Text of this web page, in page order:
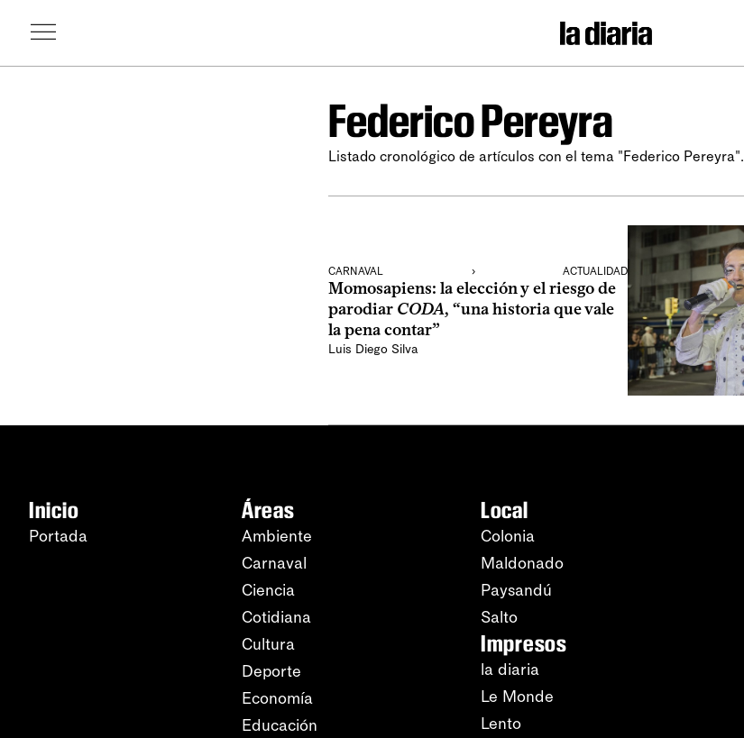
Federico Pereyra
Listado cronológico de artículos con el tema "Federico Pereyra".
CARNAVAL › ACTUALIDAD
Momosapiens: la elección y el riesgo de
parodiar CODA, “una historia que vale
la pena contar”
Luis Diego Silva
Inicio
Portada
Áreas
Ambiente
Carnaval
Ciencia
Cotidiana
Cultura
Deporte
Economía
Educación
Local
Colonia
Maldonado
Paysandú
Salto
Impresos
la diaria
Le Monde
Lento